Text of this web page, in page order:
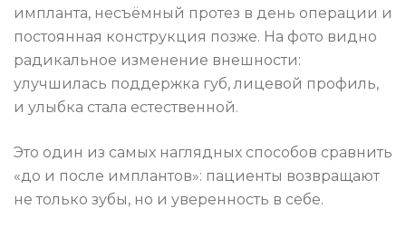
импланта, несъёмный протез в день операции и
постоянная конструкция позже. На фото видно
радикальное изменение внешности:
улучшилась поддержка губ, лицевой профиль,
и улыбка стала естественной.
Это один из самых наглядных способов сравнить
«до и после имплантов»: пациенты возвращают
не только зубы, но и уверенность в себе.